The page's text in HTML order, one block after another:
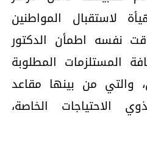
لاستقبال المواطنين
نفسه اطمأن الدكتور
المستلزمات المطلوبة
والتي من بينها مقاعد
الاحتياجات الخاصة،